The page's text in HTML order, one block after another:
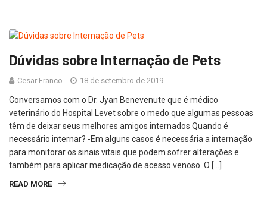
Dúvidas sobre Internação de Pets
Cesar Franco 18 de setembro de 2019
Conversamos com o Dr. Jyan Benevenute que é médico
veterinário do Hospital Levet sobre o medo que algumas pessoas
têm de deixar seus melhores amigos internados Quando é
necessário internar? -Em alguns casos é necessária a internação
para monitorar os sinais vitais que podem sofrer alterações e
também para aplicar medicação de acesso venoso. O […]
READ MORE